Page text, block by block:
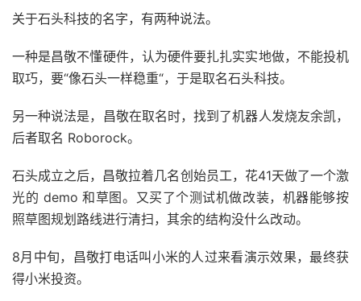
关于石头科技的名字，有两种说法。
一种是昌敬不懂硬件，认为硬件要扎扎实实地做，不能投机
取巧，要“像石头一样稳重“，于是取名石头科技。
另一种说法是，昌敬在取名时，找到了机器人发烧友余凯，
后者取名 Roborock。
石头成立之后，昌敬拉着几名创始员工，花41天做了一个激
光的 demo 和草图。又买了个测试机做改装，机器能够按
照草图规划路线进行清扫，其余的结构没什么改动。
8月中旬，昌敬打电话叫小米的人过来看演示效果，最终获
得小米投资。